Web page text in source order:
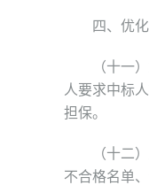
四、优化
（十一）加
人要求中标
担保。
（十二）加
不合格名单